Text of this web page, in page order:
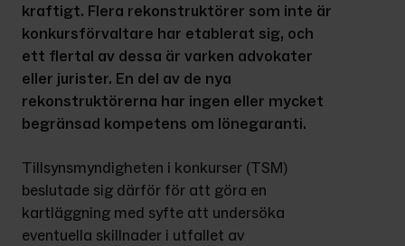
kraftigt. Flera rekonstruktörer som inte är
konkursförvaltare har etablerat sig, och
ett flertal av dessa är varken advokater
eller jurister. En del av de nya
rekonstruktörerna har ingen eller mycket
begränsad kompetens om lönegaranti.
Tillsynsmyndigheten i konkurser (TSM)
beslutade sig därför för att göra en
kartläggning med syfte att undersöka
eventuella skillnader i utfallet av